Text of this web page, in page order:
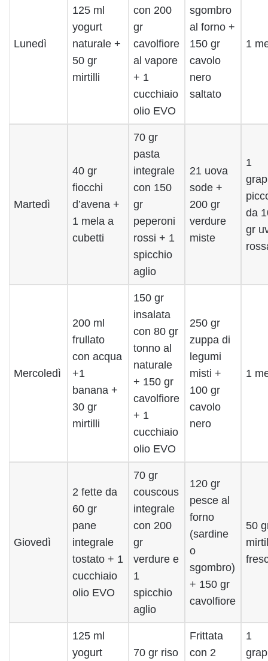
Lunedì
125 ml
yogurt
naturale +
50 gr
mirtilli
con 200
gr
cavolfiore
al vapore
+ 1
cucchiaio
olio EVO
sgombro
al forno +
150 gr
cavolo
nero
saltato
1
Martedì
40 gr
fiocchi
d’avena +
1 mela a
cubetti
70 gr
pasta
integrale
con 150
gr
peperoni
rossi + 1
spicchio
aglio
21 uova
sode +
200 gr
verdure
miste
1
da
gr
Mercoledì
200 ml
frullato
con acqua
+1
banana +
30 gr
mirtilli
150 gr
insalata
con 80 gr
tonno al
naturale
+ 150 gr
cavolfiore
+ 1
cucchiaio
olio EVO
250 gr
zuppa di
legumi
misti +
100 gr
cavolo
nero
1
Giovedì
2 fette da
60 gr
pane
integrale
tostato + 1
cucchiaio
olio EVO
70 gr
couscous
integrale
con 200
gr
verdure e
1
spicchio
aglio
120 gr
pesce al
forno
(sardine
o
sgombro)
+ 150 gr
cavolfiore
50
125 ml
yogurt
70 gr riso
Frittata
con 2
1